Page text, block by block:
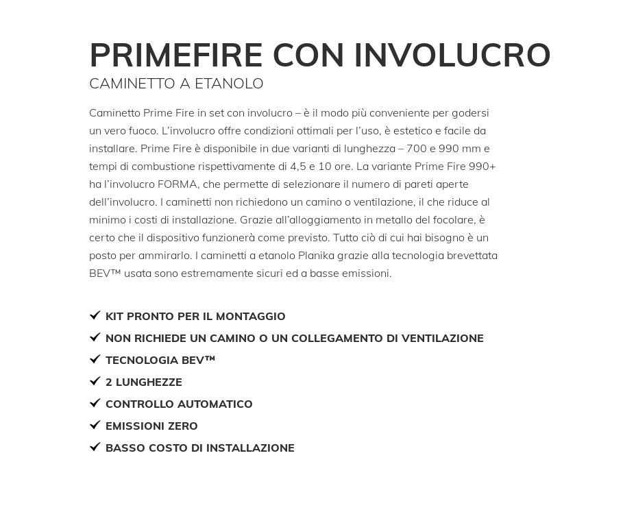
PRIMEFIRE CON INVOLUCRO
CAMINETTO A ETANOLO
Caminetto Prime Fire in set con involucro – è il modo più conveniente per godersi
un vero fuoco. L’involucro offre condizioni ottimali per l’uso, è estetico e facile da
installare. Prime Fire è disponibile in due varianti di lunghezza – 700 e 990 mm e
tempi di combustione rispettivamente di 4,5 e 10 ore. La variante Prime Fire 990+
ha l’involucro FORMA, che permette di selezionare il numero di pareti aperte
dell’involucro. I caminetti non richiedono un camino o ventilazione, il che riduce al
minimo i costi di installazione. Grazie all’alloggiamento in metallo del focolare, è
certo che il dispositivo funzionerà come previsto. Tutto ciò di cui hai bisogno è un
posto per ammirarlo. I caminetti a etanolo Planika grazie alla tecnologia brevettata
BEV™ usata sono estremamente sicuri ed a basse emissioni.
KIT PRONTO PER IL MONTAGGIO
NON RICHIEDE UN CAMINO O UN COLLEGAMENTO DI VENTILAZIONE
TECNOLOGIA BEV™
2 LUNGHEZZE
CONTROLLO AUTOMATICO
EMISSIONI ZERO
BASSO COSTO DI INSTALLAZIONE